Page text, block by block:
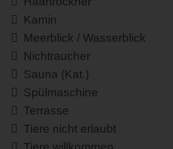
Kamin
Meerblick / Wasserblick
Nichtraucher
Sauna (Kat.)
Spülmaschine
Terrasse
Tiere nicht erlaubt